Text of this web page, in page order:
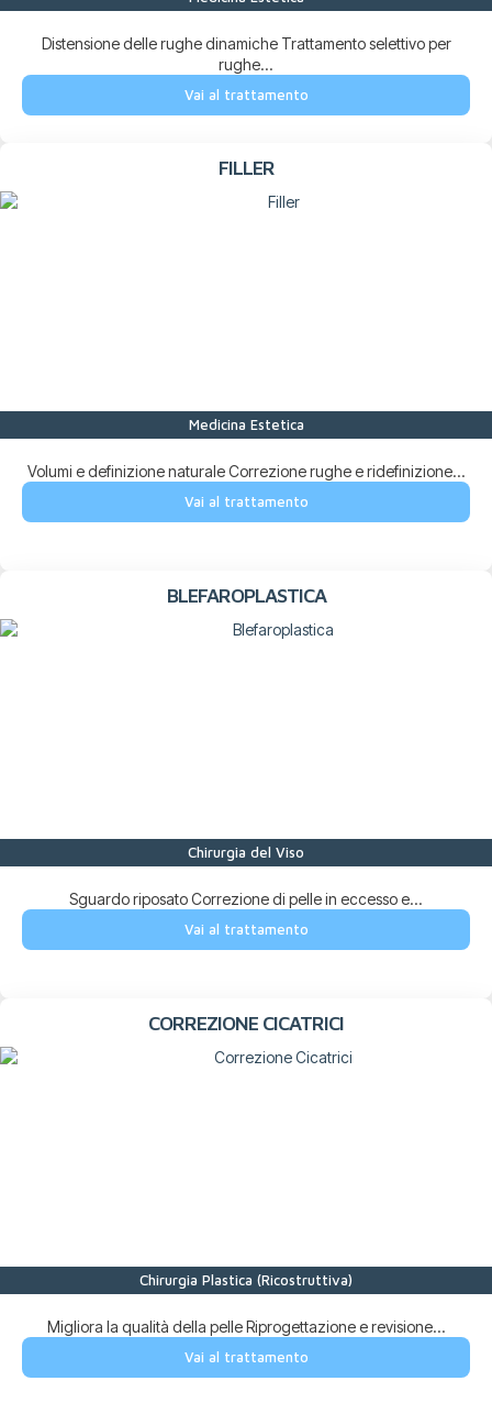
Distensione delle rughe dinamiche Trattamento selettivo per
rughe...
Vai al trattamento
FILLER
Medicina Estetica
Volumi e definizione naturale Correzione rughe e ridefinizione...
Vai al trattamento
BLEFAROPLASTICA
Chirurgia del Viso
Sguardo riposato Correzione di pelle in eccesso e...
Vai al trattamento
CORREZIONE CICATRICI
Chirurgia Plastica (Ricostruttiva)
Migliora la qualità della pelle Riprogettazione e revisione...
Vai al trattamento